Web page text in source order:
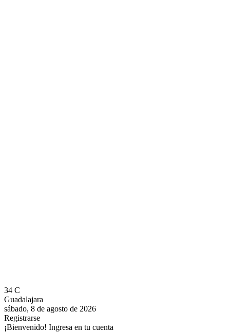
34 C
Guadalajara
sábado, 8 de agosto de 2026
Registrarse
¡Bienvenido! Ingresa en tu cuenta